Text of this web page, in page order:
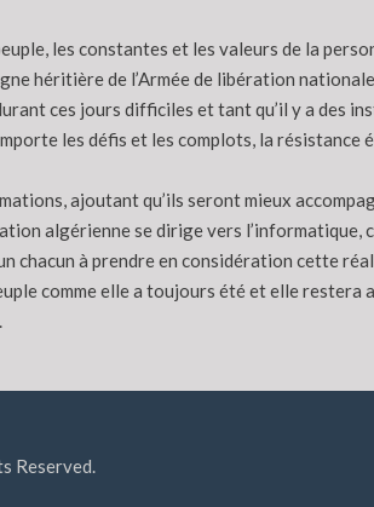
les constantes et les valeurs de la
héritière de l’Armée de libération nationale
ces jours difficiles et tant qu’il y a des
les défis et les complots, la
ajoutant qu’ils seront mieux
algérienne se dirige vers l’informatique,
chacun à prendre en considération cette
comme elle a toujours été et elle restera
Reserved.